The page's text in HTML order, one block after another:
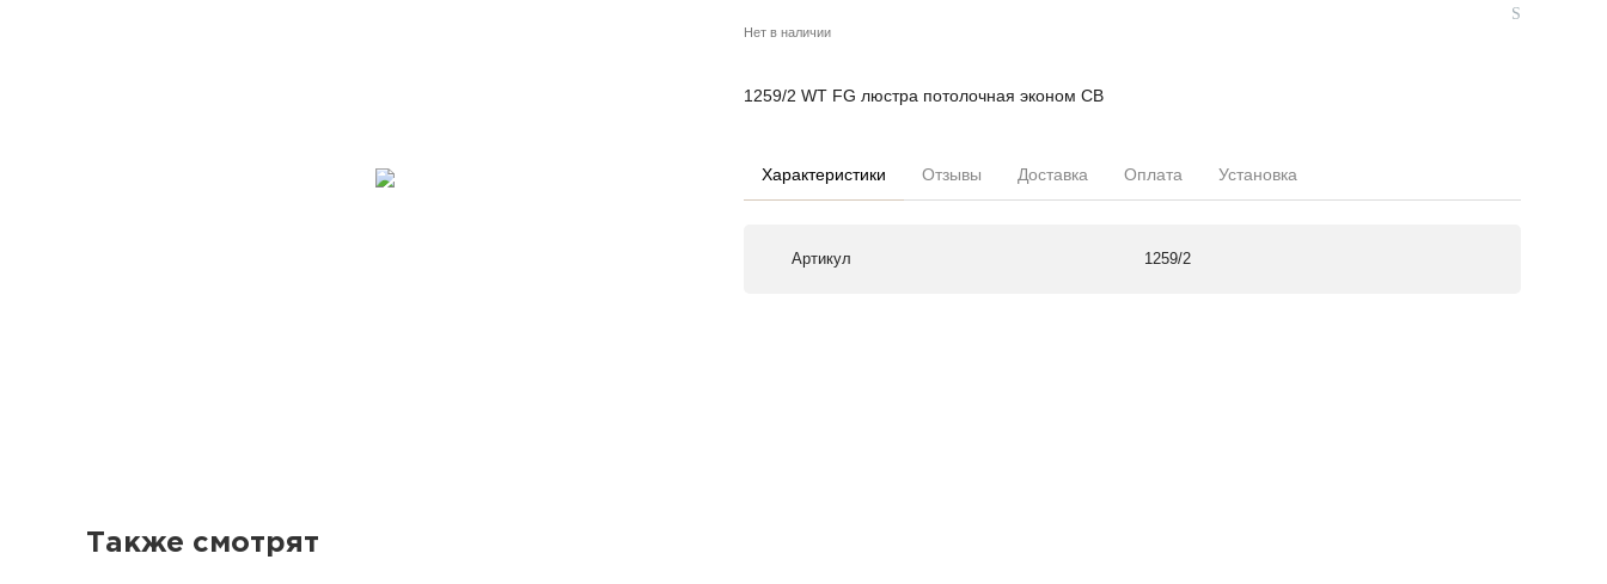
Нет в наличии
1259/2 WT FG люстра потолочная эконом СВ
Характеристики Отзывы Доставка Оплата Установка
Артикул 1259/2
Также смотрят